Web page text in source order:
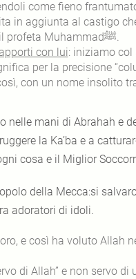
come fieno
in aggiunta al castigo
Questo avvenimento accadde lo stesso giorno in cui nacque il profeta Muhammadﷺ.
con lui: iniziamo col
per la precisione
con un nome insolito
la Ka’ba e a
cosa e il Miglior
adoratori di idoli.
e così ha voluto Allah
di Allah” e non servo di